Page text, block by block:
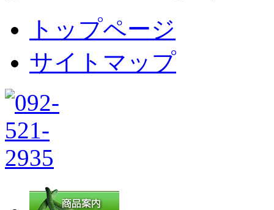
トップページ
サイトマップ